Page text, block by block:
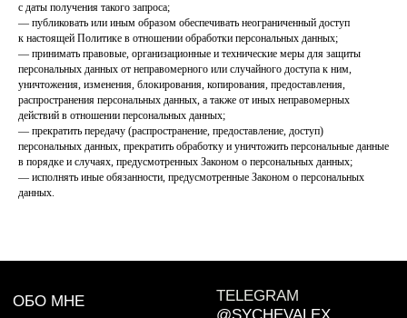
с даты получения такого запроса;
— публиковать или иным образом обеспечивать неограниченный доступ
к настоящей Политике в отношении обработки персональных данных;
— принимать правовые, организационные и технические меры для защиты
персональных данных от неправомерного или случайного доступа к ним,
уничтожения, изменения, блокирования, копирования, предоставления,
распространения персональных данных, а также от иных неправомерных
действий в отношении персональных данных;
— прекратить передачу (распространение, предоставление, доступ)
персональных данных, прекратить обработку и уничтожить персональные данные
в порядке и случаях, предусмотренных Законом о персональных данных;
— исполнять иные обязанности, предусмотренные Законом о персональных
данных.